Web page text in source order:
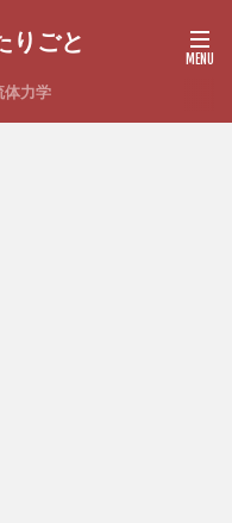
りごと
体力学